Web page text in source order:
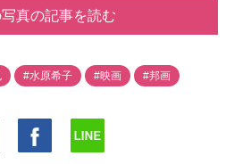
写真の記事を読む
#水原希子 #映画 #邦画